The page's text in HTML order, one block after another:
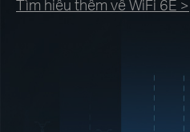
Tìm hiểu thêm về WiFi 6E >